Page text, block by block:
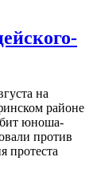
на
районе
юноша-
против
протеста